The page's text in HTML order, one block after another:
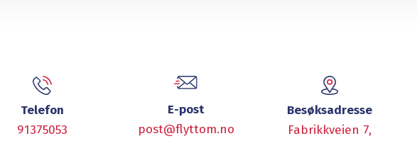
Telefon
91375053
E-post
post@flyttom.no
Besøksadresse
Fabrikkveien 7,